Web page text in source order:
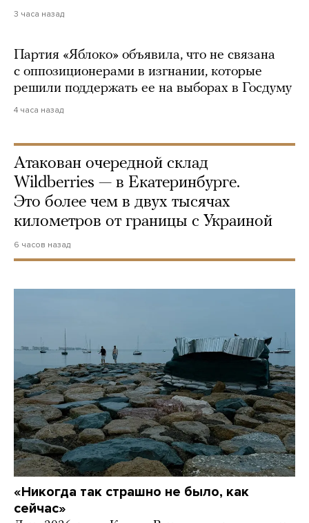
3 часа назад
Партия «Яблоко» объявила, что не связана
с оппозиционерами в изгнании, которые
решили поддержать ее на выборах в Госдуму
4 часа назад
Атакован очередной склад
Wildberries — в Екатеринбурге.
Это более чем в двух тысячах
километров от границы с Украиной
6 часов назад
«Никогда так страшно не было, как
сейчас»